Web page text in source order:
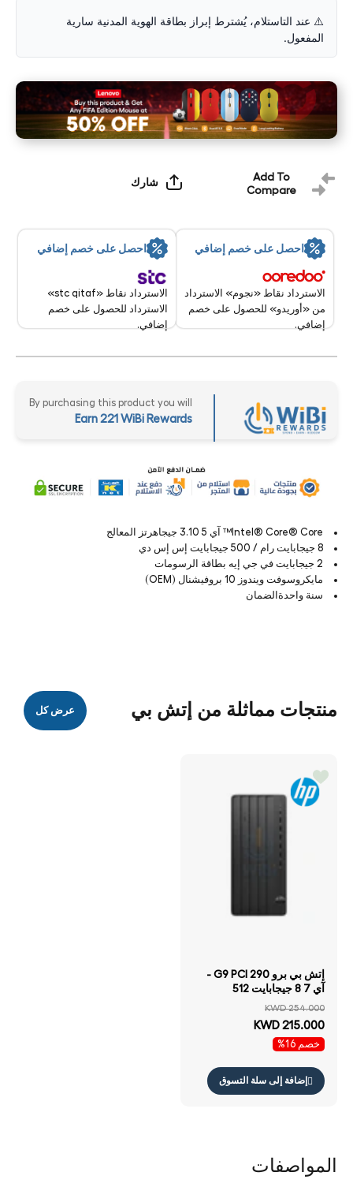
⚠️ عند التاستلام، يُشترط إبراز بطاقة الهوية المدنية سارية
المفعول.
Add To
Compare
شارك
احصل على خصم إضافي
الاسترداد نقاط «نجوم» الاسترداد
من «أوريدو» للحصول على خصم
إضافي.
احصل على خصم إضافي
الاسترداد نقاط «stc qitaf»
الاسترداد للحصول على خصم
إضافي.
By purchasing this product you will
Earn 221 WiBi Rewards
Intel® Core® Core™ آي 5 3.10 جيجاهرتز المعالج
8 جيجابايت رام / 500 جيجابايت إس إس دي
2 جيجابايت في جي إيه بطاقة الرسومات
مايكروسوفت ويندوز 10 بروفيشنال (OEM)
سنة واحدةالضمان
منتجات مماثلة من إتش بي عرض كل
إتش بي برو 290 G9 PCI -
آي 7 8 جيجابايت 512
مكتبي
KWD 254.000
KWD 215.000
خصم 16%
إضافة إلى سلة التسوق
المواصفات